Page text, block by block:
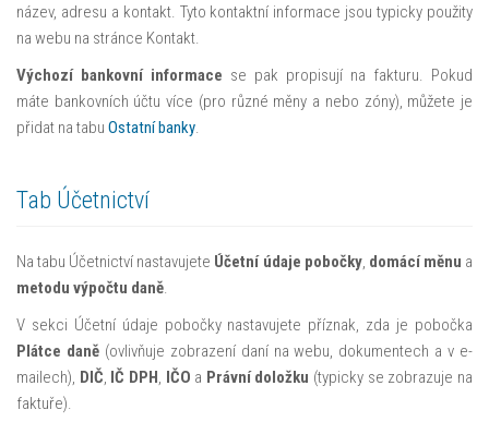
název, adresu a kontakt. Tyto kontaktní informace jsou typicky použity
na webu na stránce Kontakt.
Výchozí bankovní informace se pak propisují na fakturu. Pokud
máte bankovních účtu více (pro různé měny a nebo zóny), můžete je
přidat na tabu Ostatní banky.
Tab Účetnictví
Na tabu Účetnictví nastavujete Účetní údaje pobočky, domácí měnu a
metodu výpočtu daně.
V sekci Účetní údaje pobočky nastavujete příznak, zda je pobočka
Plátce daně(ovlivňuje zobrazení daní na webu, dokumentech a v e-
mailech), DIČ, IČ DPH, IČO a Právní doložku (typicky se zobrazuje na
faktuře).